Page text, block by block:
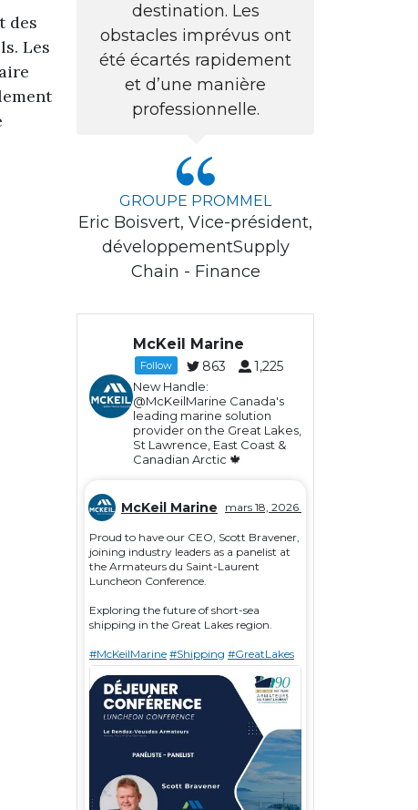
des
Les
destination. Les
obstacles imprévus ont
été écartés rapidement
et d’une manière
professionnelle.
GROUPE PROMMEL
Eric Boisvert, Vice-président,
développementSupply
Chain - Finance
McKeil Marine
Follow 863 1,225
New Handle:
@McKeilMarine Canada's
leading marine solution
provider on the Great Lakes,
St Lawrence, East Coast &
Canadian Arctic 🍁
McKeil Marine mars 18, 2026
Proud to have our CEO, Scott Bravener,
joining industry leaders as a panelist at
the Armateurs du Saint-Laurent
Luncheon Conference.
Exploring the future of short-sea
shipping in the Great Lakes region.
#McKeilMarine #Shipping #GreatLakes